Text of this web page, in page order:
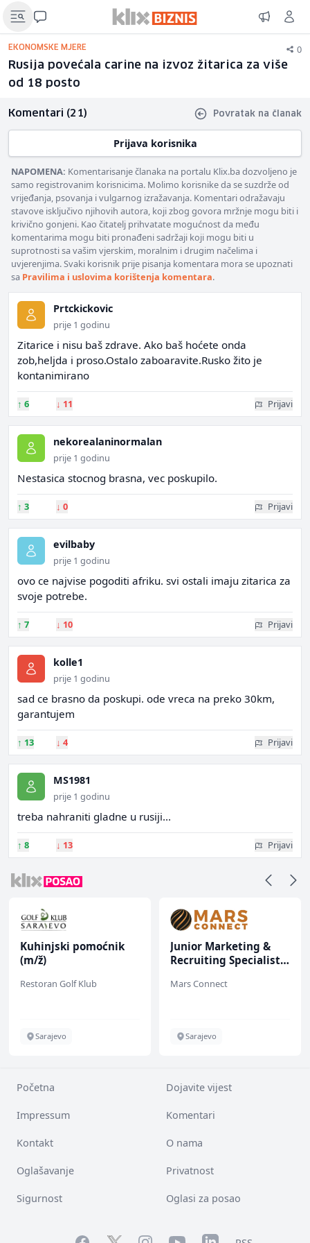
EKONOMSKE MJERE 0
Rusija povećala carine na izvoz žitarica za više
od 18 posto
Komentari (21) Povratak na članak
Prijava korisnika
NAPOMENA: Komentarisanje članaka na portalu Klix.ba dozvoljeno je
samo registrovanim korisnicima. Molimo korisnike da se suzdrže od
vrijeđanja, psovanja i vulgarnog izražavanja. Komentari odražavaju
stavove isključivo njihovih autora, koji zbog govora mržnje mogu biti i
krivično gonjeni. Kao čitatelj prihvatate mogućnost da među
komentarima mogu biti pronađeni sadržaji koji mogu biti u
suprotnosti sa vašim vjerskim, moralnim i drugim načelima i
uvjerenjima. Svaki korisnik prije pisanja komentara mora se upoznati
sa Pravilima i uslovima korištenja komentara.
Prtckickovic
prije 1 godinu
Zitarice i nisu baš zdrave. Ako baš hoćete onda
zob,heljda i proso.Ostalo zaboaravite.Rusko žito je
kontanimirano
↑ 6 ↓ 11 Prijavi
nekorealaninormalan
prije 1 godinu
Nestasica stocnog brasna, vec poskupilo.
↑ 3 ↓ 0 Prijavi
evilbaby
prije 1 godinu
ovo ce najvise pogoditi afriku. svi ostali imaju zitarica za
svoje potrebe.
↑ 7 ↓ 10 Prijavi
kolle1
prije 1 godinu
sad ce brasno da poskupi. ode vreca na preko 30km,
garantujem
↑ 13 ↓ 4 Prijavi
MS1981
prije 1 godinu
treba nahraniti gladne u rusiji...
↑ 8 ↓ 13 Prijavi
Kuhinjski pomoćnik
(m/ž)
Restoran Golf Klub
Sarajevo
Junior Marketing &
Recruiting Specialist
Mars Connect
Sarajevo
Početna Dojavite vijest
Impressum Komentari
Kontakt O nama
Oglašavanje Privatnost
Sigurnost Oglasi za posao